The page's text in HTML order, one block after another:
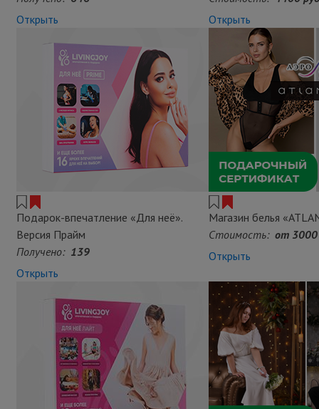
Открыть
Открыть
Подарок-впечатление «Для неё».
Версия Прайм
Получено: 139
Открыть
Магазин белья
Стоимость: от 3000
Открыть